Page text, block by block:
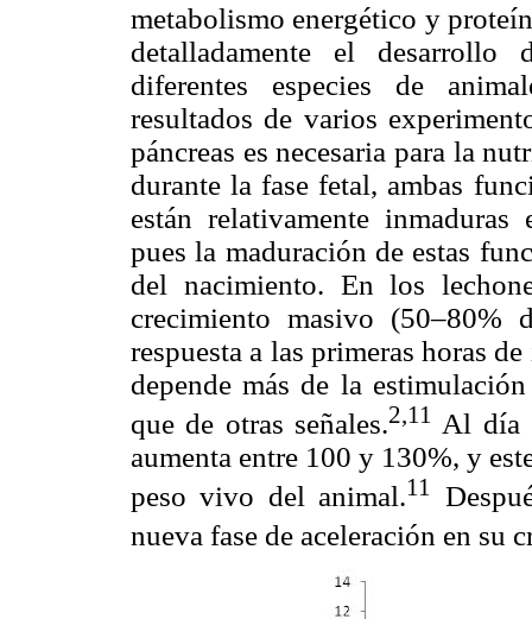
metabolismo energético y
detalladamente el desarrollo
diferentes especies de
resultados de varios
páncreas es necesaria para la
durante la fase fetal, ambas
están relativamente
pues la maduración de estas
del nacimiento. En los
crecimiento masivo (50–80%
respuesta a las primeras horas
depende más de la
que de otras señales.2,11
Al día
aumenta entre 100 y 130%, y
peso vivo del animal.11
nueva fase de aceleración en su